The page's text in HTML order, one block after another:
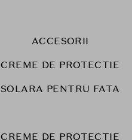
ACCESORII
CREME DE PROTECTIE
SOLARA PENTRU FATA
CREME DE PROTECTIE